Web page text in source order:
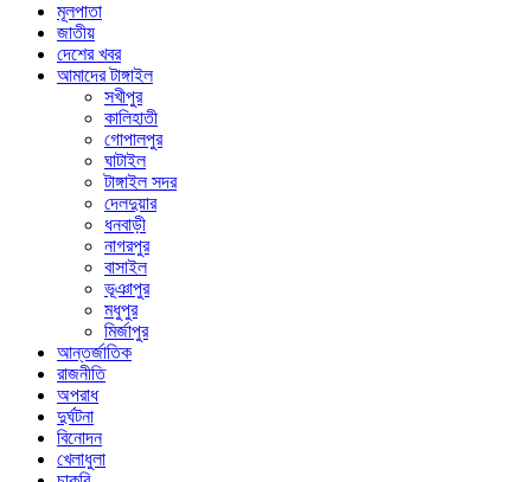
মূলপাতা
জাতীয়
দেশের খবর
আমাদের টাঙ্গাইল
সখীপুর
কালিহাতী
গোপালপুর
ঘাটাইল
টাঙ্গাইল সদর
দেলদুয়ার
ধনবাড়ী
নাগরপুর
বাসাইল
ভূঞাপুর
মধুপুর
মির্জাপুর
আন্তর্জাতিক
রাজনীতি
অপরাধ
দুর্ঘটনা
বিনোদন
খেলাধুলা